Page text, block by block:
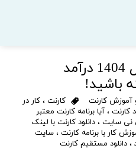
کار در منزل کارنت سال 1404 درآمد
باشید!
آموزش کارنت کارنت ، کار در
کارنت ، آیا برنامه کارنت معتبر
نی سایت ، دانلود کارنت با لینک
کار با برنامه کارنت ، سایت
، دانلود مستقیم کارنت